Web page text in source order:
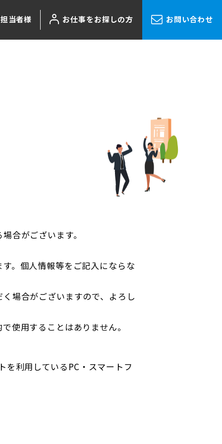
当者様 お仕事をお探しの方 お問い合わせ
合がございます。
。個人情報等をご記入にならな
場合がございますので、よろし
使用することはありません。
を利用しているPC・スマートフ